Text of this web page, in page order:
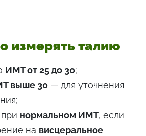
измерять талию
ИМТ от 25 до 30;
выше 30 — для уточнения
нормальном ИМТ, если
на висцеральное